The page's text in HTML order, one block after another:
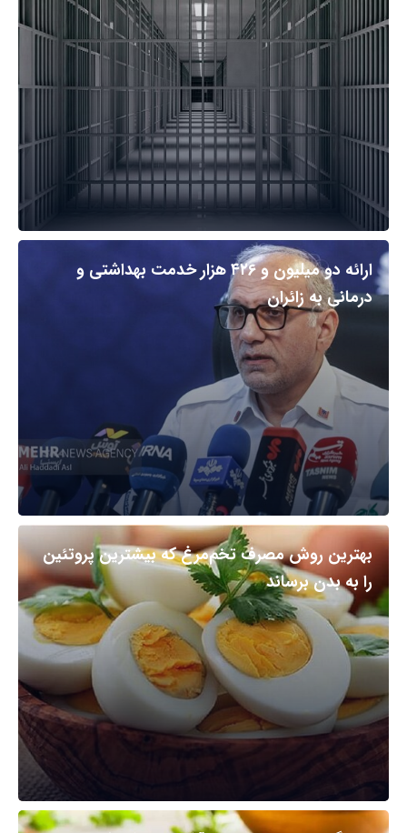
ارائه دو میلیون و ۴۲۶ هزار خدمت بهداشتی و
درمانی به زائران
بهترین روش مصرف تخم‌مرغ که بیشترین پروتئین
را به بدن برساند